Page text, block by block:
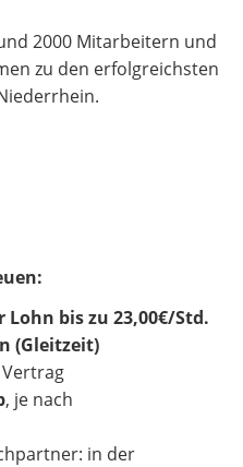
2000 Mitarbeitern und
zu den erfolgreichsten
Lohn bis zu 23,00€/Std.
(Gleitzeit)
Vertrag
, je nach
in der